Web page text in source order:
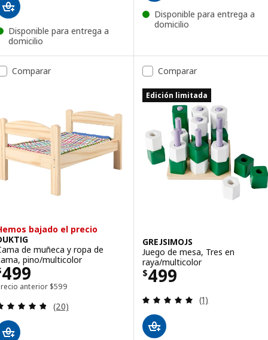
Disponible para entrega a
domicilio
Disponible para entrega a
domicilio
Comparar
bajado el precio
de muñeca y ropa de
pino/multicolor
499 $ 499
anterior $599
Precio anterior $ 599
Revisa: 4.8 de 5 estrellas. Total opiniones:
(20)
Comparar
Edición limitada
GREJSIMOJS
Juego de mesa, Tres en
raya/multicolor
$499
Precio $ 499
Revisa: 5 de 5
(1)